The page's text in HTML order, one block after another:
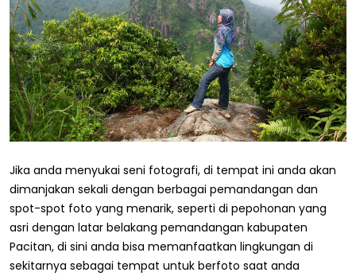
Jika anda menyukai seni fotografi, di tempat ini anda akan
dimanjakan sekali dengan berbagai pemandangan dan
spot-spot foto yang menarik, seperti di pepohonan yang
asri dengan latar belakang pemandangan kabupaten
Pacitan, di sini anda bisa memanfaatkan lingkungan di
sekitarnya sebagai tempat untuk berfoto saat anda